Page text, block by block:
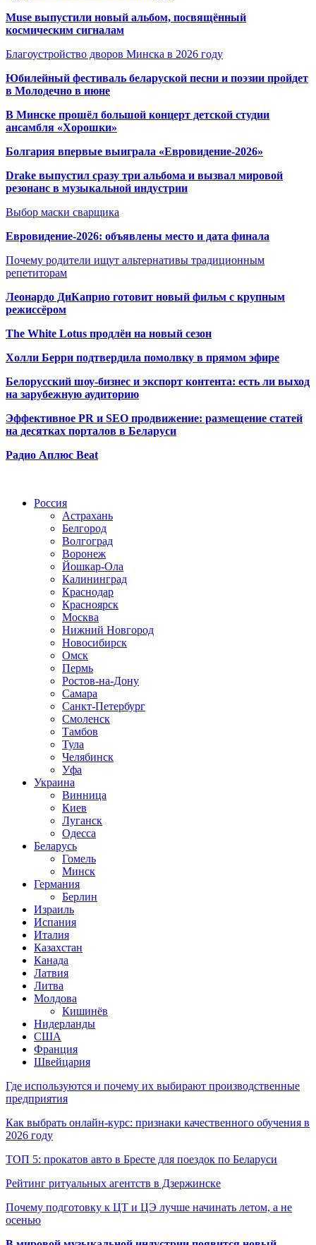
Muse выпустили новый альбом, посвящённый
космическим сигналам
Благоустройство дворов Минска в 2026 году
Юбилейный фестиваль беларуской песни и поэзии пройдет
в Молодечно в июне
В Минске прошёл большой концерт детской студии
ансамбля «Хорошки»
Болгария впервые выиграла «Евровидение-2026»
Drake выпустил сразу три альбома и вызвал мировой
резонанс в музыкальной индустрии
Выбор маски сварщика
Евровидение-2026: объявлены место и дата финала
Почему родители ищут альтернативы традиционным
репетиторам
Леонардо ДиКаприо готовит новый фильм с крупным
режиссёром
The White Lotus продлён на новый сезон
Холли Берри подтвердила помолвку в прямом эфире
Белорусский шоу-бизнес и экспорт контента: есть ли выход
на зарубежную аудиторию
Эффективное PR и SEO продвижение: размещение статей
на десятках порталов в Беларуси
Радио Аплюс Beat
Россия
Астрахань
Белгород
Волгоград
Воронеж
Йошкар-Ола
Калининград
Краснодар
Красноярск
Москва
Нижний Новгород
Новосибирск
Омск
Пермь
Ростов-на-Дону
Самара
Санкт-Петербург
Смоленск
Тамбов
Тула
Челябинск
Уфа
Украина
Винница
Киев
Луганск
Одесса
Беларусь
Гомель
Минск
Германия
Берлин
Израиль
Испания
Италия
Казахстан
Канада
Латвия
Литва
Молдова
Кишинёв
Нидерланды
США
Франция
Швейцария
Где используются и почему их выбирают производственные
предприятия
Как выбрать онлайн-курс: признаки качественного обучения в
2026 году
ТОП 5: прокатов авто в Бресте для поездок по Беларуси
Рейтинг ритуальных агентств в Дзержинске
Почему подготовку к ЦТ и ЦЭ лучше начинать летом, а не
осенью